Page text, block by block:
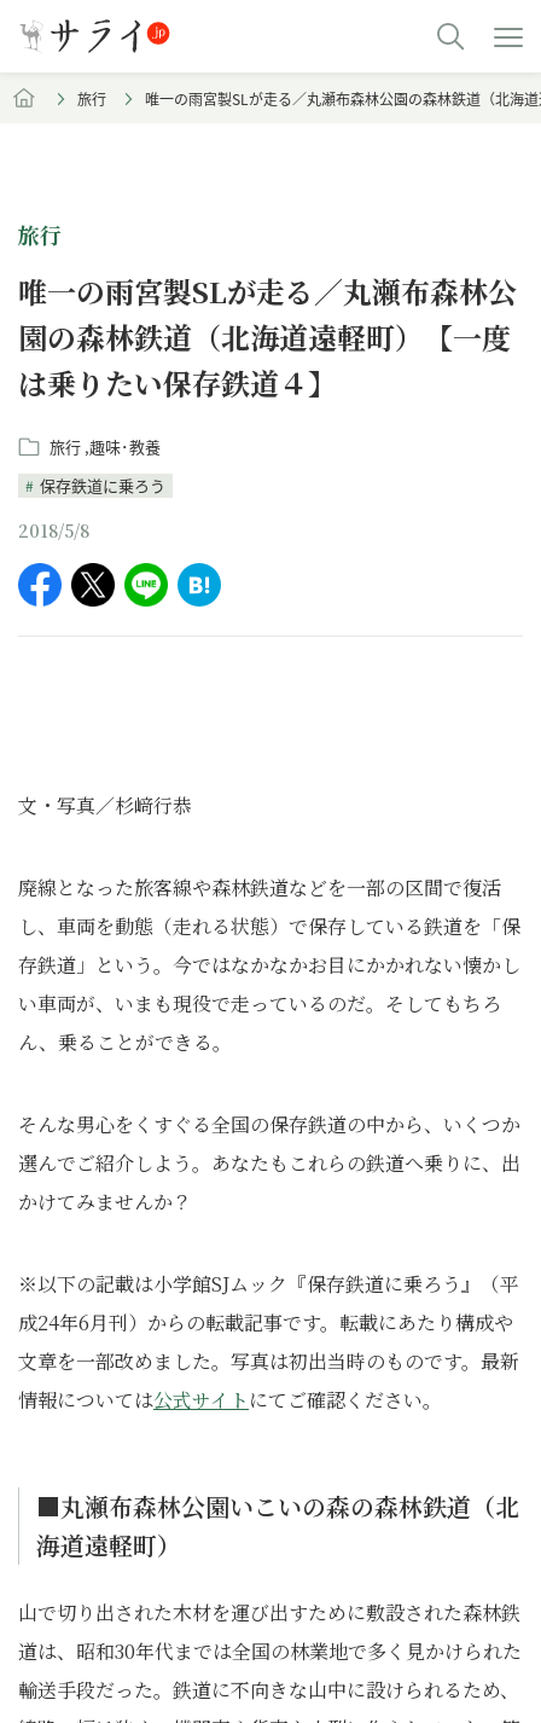
旅行 唯一の雨宮製SLが走る／丸瀬布森林公園の森林鉄道（北海
旅行
唯一の雨宮製SLが走る／丸瀬布森林公
園の森林鉄道（北海道遠軽町）【一度
は乗りたい保存鉄道４】
旅行 趣味･教養
保存鉄道に乗ろう
2018/5/8
文・写真／杉﨑行恭
廃線となった旅客線や森林鉄道などを一部の区間で復活
し、車両を動態（走れる状態）で保存している鉄道を「保
存鉄道」という。今ではなかなかお目にかかれない懐かし
い車両が、いまも現役で走っているのだ。そしてもちろ
ん、乗ることができる。
そんな男心をくすぐる全国の保存鉄道の中から、いくつか
選んでご紹介しよう。あなたもこれらの鉄道へ乗りに、出
かけてみませんか？
※以下の記載は小学館SJムック『保存鉄道に乗ろう』（平
成24年6月刊）からの転載記事です。転載にあたり構成や
文章を一部改めました。写真は初出当時のものです。最新
情報については公式サイト にてご確認ください。
■丸瀬布森林公園いこいの森の森林鉄道（北
海道遠軽町）
山で切り出された木材を運び出すために敷設された森林鉄
道は、昭和30年代までは全国の林業地で多く見かけられた
輸送手段だった。鉄道に不向きな山中に設けられるため、